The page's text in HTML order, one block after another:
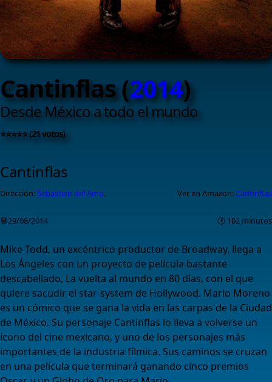
Cantinflas (2014)
Desde México a todo el mundo
⭐⭐⭐⭐⭐ (21 votos)
Cantinflas
Dirección:Sebastian del Amo. Ver en Amazon:Cantinflas
📆29/08/2014 🕑 102 minutos
Mike Todd, un excéntrico productor de Broadway, llega a
Los Ángeles con un proyecto de película bastante
descabellado, La vuelta al mundo en 80 días, con el que
quiere sacudir el star-system de Hollywood. Mario Moreno
es un cómico que se gana la vida en las carpas de la Ciudad
de México. Su personaje Cantinflas lo lleva a volverse un
ícono del cine mexicano, y uno de los personajes más
importantes de la industria fílmica. Sus caminos se cruzan
en una película que terminará ganando cinco premios